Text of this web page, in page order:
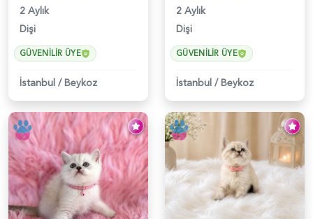
2 Aylık
Dişi
GÜVENILIR ÜYE
İstanbul /Beykoz
2 Aylık
Dişi
GÜVENILIR ÜYE
İstanbul /Beykoz